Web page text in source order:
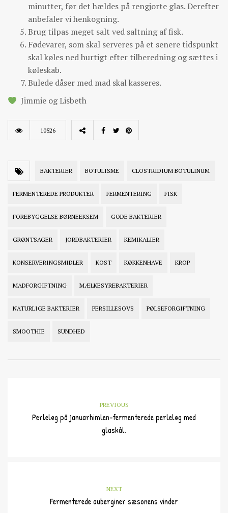
minutter, før det hældes på rengjorte glas. Derefter
anbefaler vi henkogning.
Brug tilpas meget salt ved saltning af fisk.
Fødevarer, som skal serveres på et senere tidspunkt
skal køles ned hurtigt efter tilberedning og sættes i
køleskab.
Bulede dåser med mad skal kasseres.
Jimmie og Lisbeth
10526
BAKTERIER BOTULISME CLOSTRIDIUM BOTULINUM
FERMENTEREDE PRODUKTER FERMENTERING FISK
FOREBYGGELSE BØRNEEKSEM GODE BAKTERIER
GRØNTSAGER JORDBAKTERIER KEMIKALIER
KONSERVERINGSMIDLER KOST KØKKENHAVE KROP
MADFORGIFTNING MÆLKESYREBAKTERIER
NATURLIGE BAKTERIER PERSILLESOVS PØLSEFORGIFTNING
SMOOTHIE SUNDHED
PREVIOUS
Perleløg på januarhimlen-fermenterede perleløg med
glaskål.
NEXT
Fermenterede auberginer sæsonens vinder